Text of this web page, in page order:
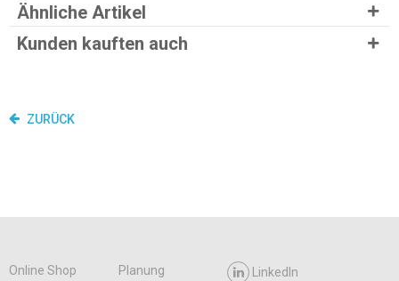
Ähnliche Artikel
Kunden kauften auch
ZURÜCK
Online Shop
Planung
LinkedIn